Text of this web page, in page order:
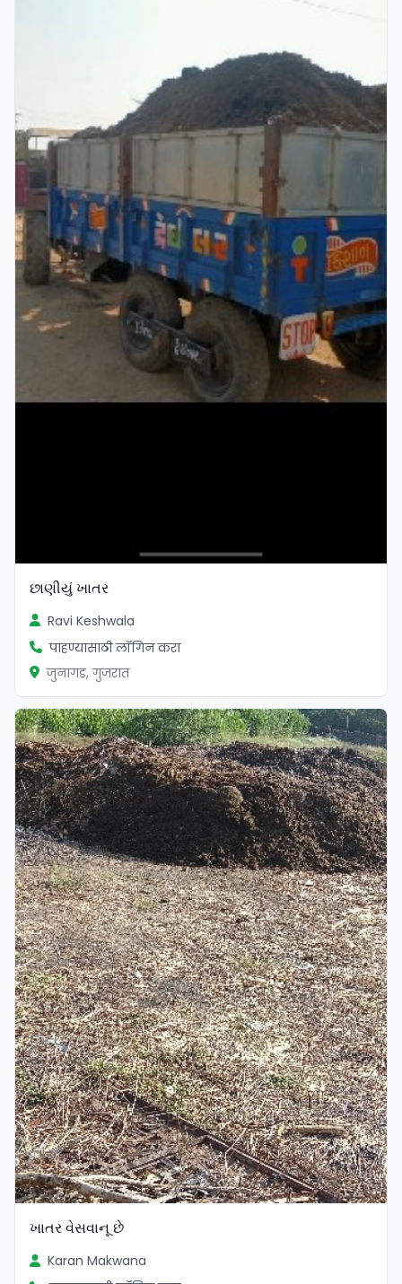
છાણીયું ખાતર
Ravi Keshwala
पाहण्यासाठी लॉगिन करा
जुनागड, गुजरात
ખાતર વેસવાનૂ છે
Karan Makwana